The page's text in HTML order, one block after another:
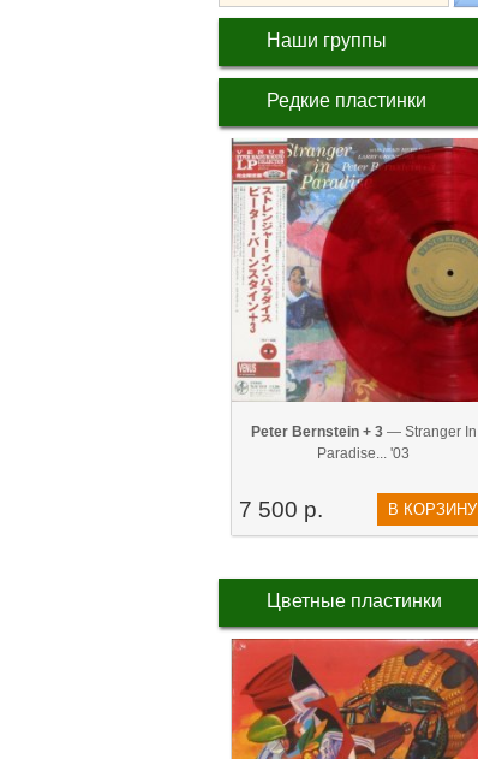
Наши группы
Редкие пластинки
Peter Bernstein + 3— Stranger In
Paradise... '03
7 500 р. В КОРЗИНУ
Цветные пластинки